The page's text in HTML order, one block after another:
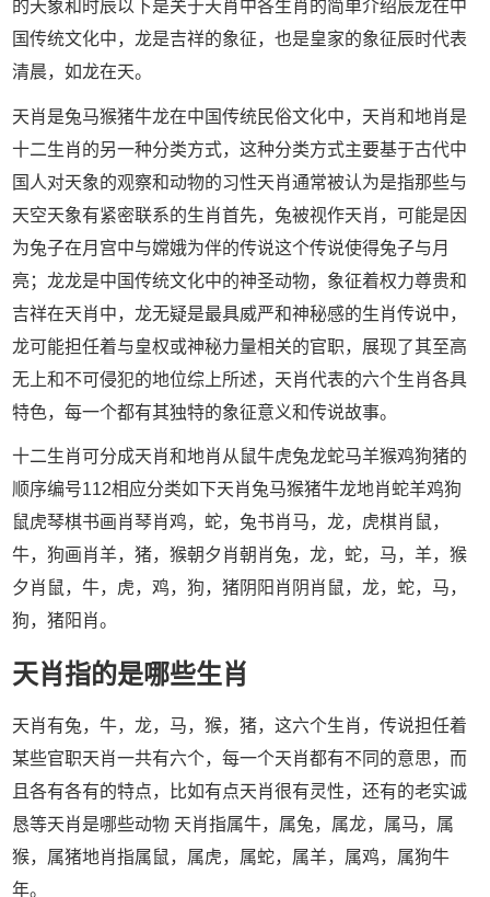
的天象和时辰以下是关于天肖中各生肖的简单介绍辰龙在中
国传统文化中，龙是吉祥的象征，也是皇家的象征辰时代表
清晨，如龙在天。
天肖是兔马猴猪牛龙在中国传统民俗文化中，天肖和地肖是
十二生肖的另一种分类方式，这种分类方式主要基于古代中
国人对天象的观察和动物的习性天肖通常被认为是指那些与
天空天象有紧密联系的生肖首先，兔被视作天肖，可能是因
为兔子在月宫中与嫦娥为伴的传说这个传说使得兔子与月
亮；龙龙是中国传统文化中的神圣动物，象征着权力尊贵和
吉祥在天肖中，龙无疑是最具威严和神秘感的生肖传说中，
龙可能担任着与皇权或神秘力量相关的官职，展现了其至高
无上和不可侵犯的地位综上所述，天肖代表的六个生肖各具
特色，每一个都有其独特的象征意义和传说故事。
十二生肖可分成天肖和地肖从鼠牛虎兔龙蛇马羊猴鸡狗猪的
顺序编号112相应分类如下天肖兔马猴猪牛龙地肖蛇羊鸡狗
鼠虎琴棋书画肖琴肖鸡，蛇，兔书肖马，龙，虎棋肖鼠，
牛，狗画肖羊，猪，猴朝夕肖朝肖兔，龙，蛇，马，羊，猴
夕肖鼠，牛，虎，鸡，狗，猪阴阳肖阴肖鼠，龙，蛇，马，
狗，猪阳肖。
天肖指的是哪些生肖
天肖有兔，牛，龙，马，猴，猪，这六个生肖，传说担任着
某些官职天肖一共有六个，每一个天肖都有不同的意思，而
且各有各有的特点，比如有点天肖很有灵性，还有的老实诚
恳等天肖是哪些动物 天肖指属牛，属兔，属龙，属马，属
猴，属猪地肖指属鼠，属虎，属蛇，属羊，属鸡，属狗牛
年。